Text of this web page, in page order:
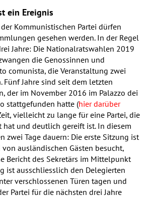
ein Ereignis
Kommunistischen Partei dürfen
gesehen werden. In der Regel
Jahre: Die Nationalratswahlen 2019
die Genossinnen und
comunista, die Veranstaltung zwei
Fünf Jahre sind seit dem letzten
der im November 2016 im Palazzo dei
stattgefunden hatte (hier darüber
vielleicht zu lange für eine Partei, die
hat und deutlich gereift ist. In diesem
zwei Tage dauern: Die erste Sitzung ist
ausländischen Gästen besucht,
Bericht des Sekretärs im Mittelpunkt
ist ausschliesslich den Delegierten
verschlossenen Türen tagen und
Partei für die nächsten drei Jahre